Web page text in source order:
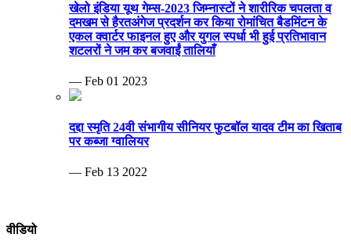
खेलो इंडिया यूथ गेम्स-2023 जिम्नास्टों ने शारीरिक चपलता व
दमखम से हैरतअंगेज प्रदर्शन कर किया रोमांचित बैडमिंटन के
एकल क्वार्टर फाइनल हुए और युगल स्पर्धा भी हुई प्रतिभावान
शटलरों ने जम कर बजवाईं तालियाँ
— Feb 01 2023
दद्दा स्मृति 24वी संभागीय सीनियर फुटबॉल यादव टीम का खिताब
पर कब्जा ग्वालियर
— Feb 13 2022
वीडियो